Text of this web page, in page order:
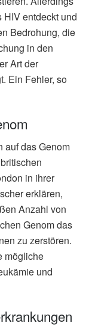
entdeckt und
Bedrohung, die
in den
Art der
Ein Fehler, so
auf das Genom
in ihrer
erklären,
Anzahl von
Genom das
zu zerstören.
mögliche
und